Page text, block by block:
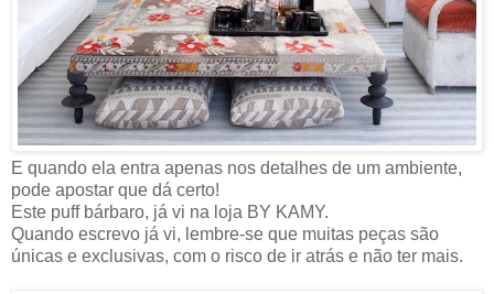
E quando ela entra apenas nos detalhes de um ambiente,
pode apostar que dá certo!
Este puff bárbaro, já vi na loja BY KAMY.
Quando escrevo já vi, lembre-se que muitas peças são
únicas e exclusivas, com o risco de ir atrás e não ter mais.